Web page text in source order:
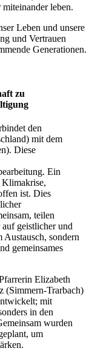
leben.
Leben und unsere
und Vertrauen
Generationen.
zu
den
mit dem
Diese
Ein
ist. Dies
teilen
geistlicher und
Austausch, sondern
gemeinsames
Elizabeth
(Simmern-Trarbach)
mit
in den
wurden
um